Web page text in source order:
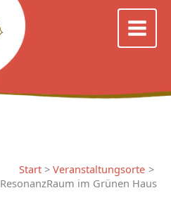
Start
Veranstaltungsorte
ResonanzRaum im Grünen Haus